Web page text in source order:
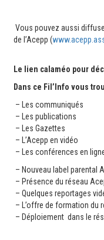
Vous pouvez aussi
de l’Acepp (
Le lien calaméo pour
Dans ce Fil’Info vous
– Les communiqués
– Les publications
– Les Gazettes
– L’Acepp en vidéo
– Les conférences en
– Nouveau label parental
– Présence du réseau
– Quelques reportages
– L’offre de formation du
– Déploiement dans le